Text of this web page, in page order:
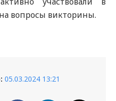
вопросы викторины.
05.03.2024 13:21